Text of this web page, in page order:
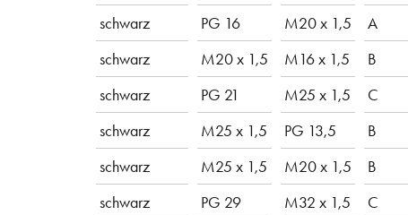
schwarz
PG 16 M20 x 1,5 A
schwarz
M20 x 1,5 M16 x 1,5 B
schwarz
PG 21 M25 x 1,5 C
schwarz
M25 x 1,5 PG 13,5 B
schwarz
M25 x 1,5 M20 x 1,5 B
schwarz
PG 29 M32 x 1,5 C